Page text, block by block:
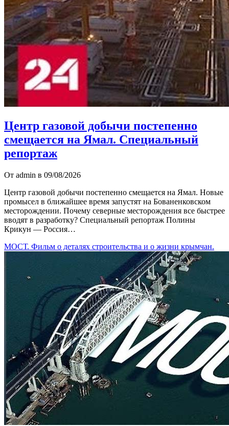
Центр газовой добычи постепенно
смещается на Ямал. Специальный
репортаж
От admin в 09/08/2026
Центр газовой добычи постепенно смещается на Ямал. Новые
промысел в ближайшее время запустят на Бованенковском
месторождении. Почему северные месторождения все быстрее
вводят в разработку? Специальный репортаж Полины
Крикун — Россия…
МОСТ. Фильм о деталях строительства и о жизни крымчан.